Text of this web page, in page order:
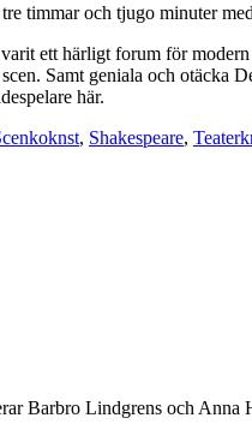
timmar och tjugo minuter
ett härligt forum för
Samt geniala och otäcka
här.
, Shakespeare,
Barbro Lindgrens och